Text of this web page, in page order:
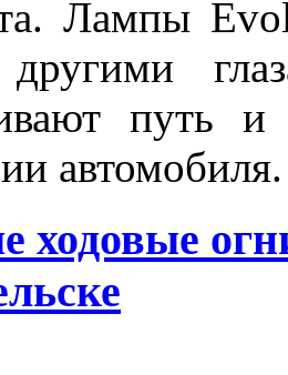
Лампы
путь
автомобиля.
ходовые